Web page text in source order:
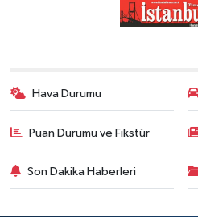
Hava Durumu
Puan Durumu ve Fikstür
Son Dakika Haberleri